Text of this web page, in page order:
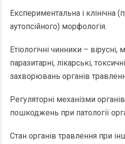
Експериментальна і клінічна
аутопсійного) морфологія.
Етіологічні чинники – вірусні,
паразитарні, лікарські,
захворювань органів
Регуляторні механізми
пошкоджень при патології
Стан органів травлення при